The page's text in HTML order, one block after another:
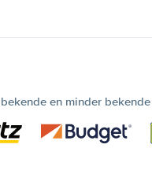
en minder